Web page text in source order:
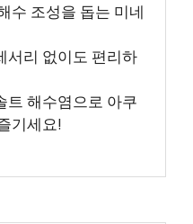
수 조성을 돕는 미네
서리 없이도 편리하
트 해수염으로 아쿠
기세요!